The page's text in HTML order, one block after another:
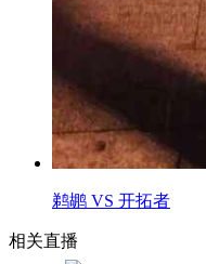
鹈鹕 VS 开拓者
相关直播